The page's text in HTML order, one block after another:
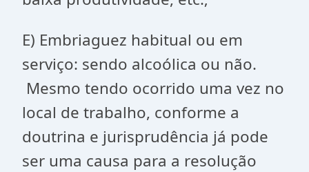
E) Embriaguez habitual ou em
serviço: sendo alcoólica ou não.
Mesmo tendo ocorrido uma vez no
local de trabalho, conforme a
doutrina e jurisprudência já pode
ser uma causa para a resolução